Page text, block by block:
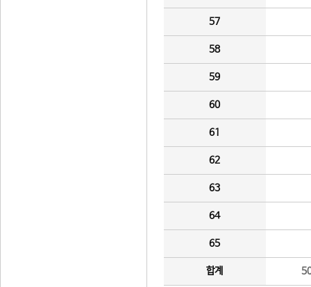
57
58
59
60
61
62
63
64
65
합계